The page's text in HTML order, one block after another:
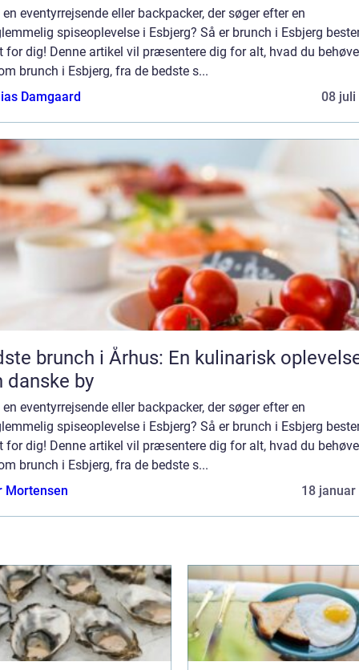
en eventyrrejsende eller backpacker, der søger efter en
spiseoplevelse i Esbjerg? Så er brunch i Esbjerg
for dig! Denne artikel vil præsentere dig for alt, hvad du
brunch i Esbjerg, fra de bedste s...
Damgaard
08 juli
brunch i Århus: En kulinarisk
danske by
en eventyrrejsende eller backpacker, der søger efter en
spiseoplevelse i Esbjerg? Så er brunch i Esbjerg
for dig! Denne artikel vil præsentere dig for alt, hvad du
brunch i Esbjerg, fra de bedste s...
Mortensen
18 januar